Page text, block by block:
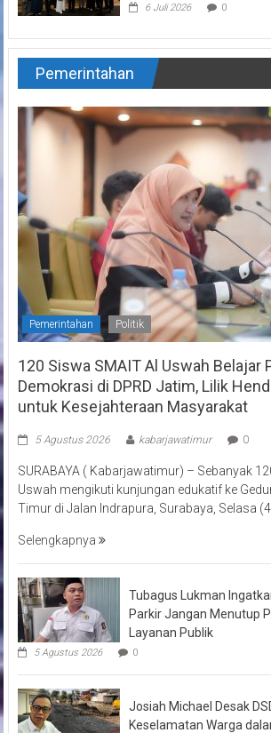
6 Juli 2026 0
Pemerintahan
Pemerintahan Politik
120 Siswa SMAIT Al Uswah Belajar
Demokrasi di DPRD Jatim, Lilik
untuk Kesejahteraan Masyarakat
5 Agustus 2026 kabarjawatimur 0
SURABAYA ( Kabarjawatimur) – Sebanyak
Uswah mengikuti kunjungan edukatif ke
Timur di Jalan Indrapura, Surabaya, Selasa
Selengkapnya
Tubagus Lukman
Parkir Jangan Menutup
Layanan Publik
5 Agustus 2026 0
Josiah Michael Desak
Keselamatan Warga